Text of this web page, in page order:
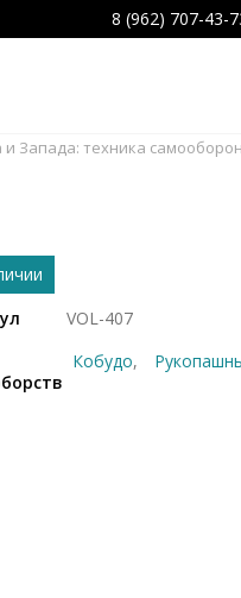
8 (962) 707-43-
Запада: техника
VOL-407
Кобудо